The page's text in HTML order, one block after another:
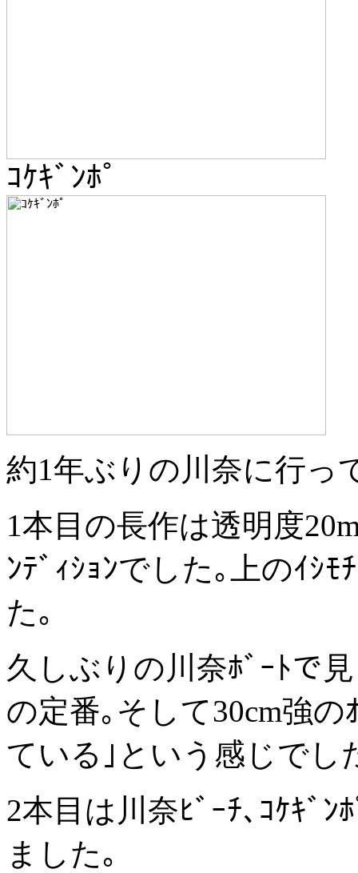
ｺｹｷﾞﾝﾎﾟ
約1年ぶりの川奈に行っ
1本目の長作は透明度
ﾝﾃﾞｨｼｮﾝでした｡上のｲｼ
た｡
久しぶりの川奈ﾎﾞｰﾄで
の定番｡そして30cm強の
ている｣という感じでし
2本目は川奈ﾋﾞｰﾁ､ｺｹｷﾞ
ました｡